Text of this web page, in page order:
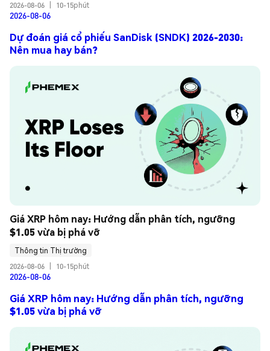
2026-08-06
10-15phút
2026-08-06
Dự đoán giá cổ phiếu SanDisk (SNDK) 2026-2030:
Nên mua hay bán?
Giá XRP hôm nay: Hướng dẫn phân tích, ngưỡng
$1.05 vừa bị phá vỡ
Thông tin Thị trường
2026-08-06
10-15phút
2026-08-06
Giá XRP hôm nay: Hướng dẫn phân tích, ngưỡng
$1.05 vừa bị phá vỡ